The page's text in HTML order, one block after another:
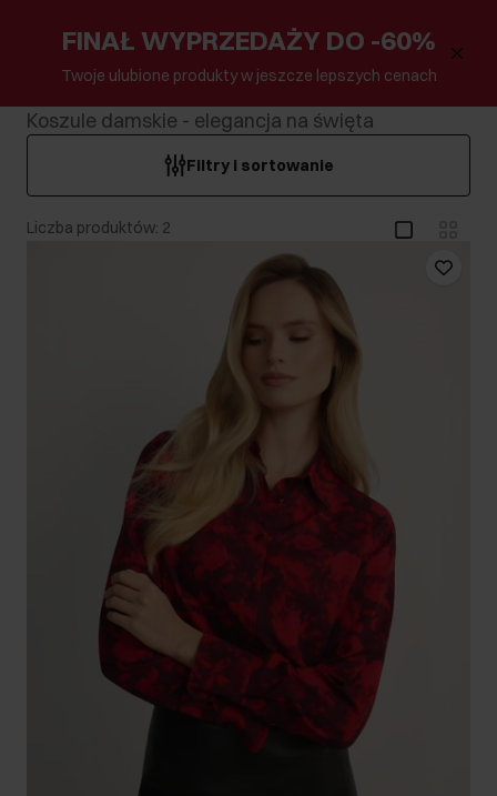
FINAŁ WYPRZEDAŻY DO -60%
Twoje ulubione produkty w jeszcze lepszych cenach
Koszule damskie - elegancja na święta
Filtry i sortowanie
Liczba produktów: 2